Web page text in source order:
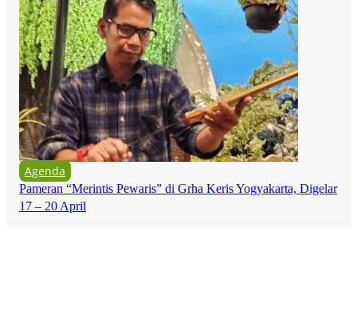
Agenda
Pameran “Merintis Pewaris” di Grha Keris Yogyakarta, Digelar
17 – 20 April